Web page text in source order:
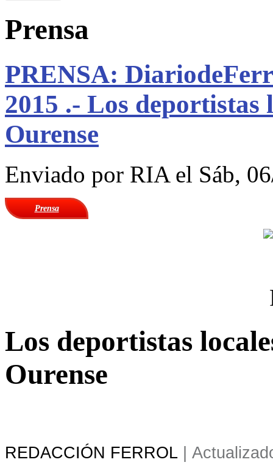
Prensa
PRENSA:
2015 .- Los deportistas
Ourense
Enviado por RIAel Sáb,
Prensa
Los deportistas
Ourense
REDACCIÓN FERROL